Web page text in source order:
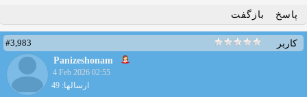
پاسخ
بازگفت
کاربر
#3,983
Panizeshonam
4 Feb 2026 02:55
ارسالها: 49